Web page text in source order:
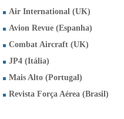
Air International (UK)
Avion Revue (Espanha)
Combat Aircraft (UK)
JP4 (Itália)
Mais Alto (Portugal)
Revista Força Aérea (Brasil)